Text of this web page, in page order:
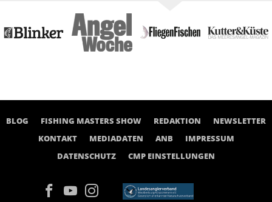
BLOG FISHING MASTERS SHOW REDAKTION
NEWSLETTER
KONTAKT
MEDIADATEN ANB
IMPRESSUM
DATENSCHUTZ
CMP EINSTELLUNGEN